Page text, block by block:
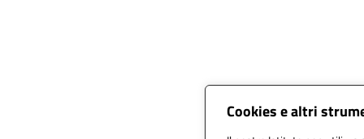
Cookies e altri